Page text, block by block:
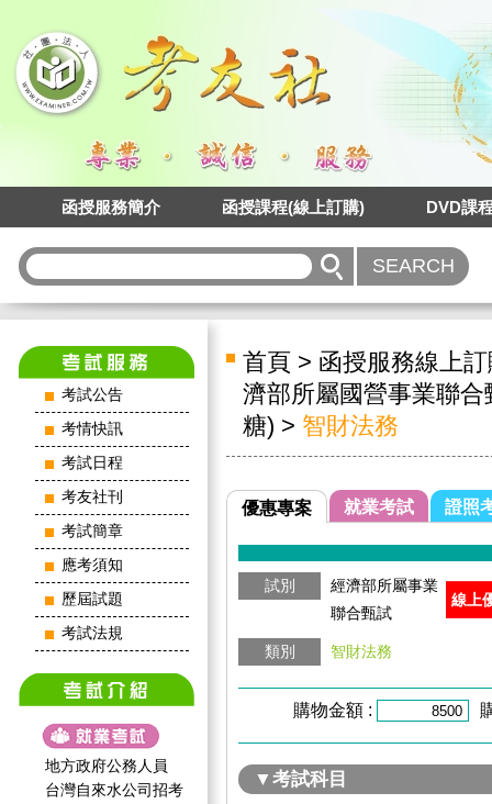
函授服務簡介 函授課程(線上訂購) DVD課
考試公告
考情快訊
考試日程
考友社刊
考試簡章
應考須知
歷屆試題
考試法規
地方政府公務人員
台灣自來水公司招考
首頁 > 函授服務線上
濟部所屬國營事業聯
糖) > 智財法務
優惠專案 就業考試 證照
試別
經濟部所屬事業
聯合甄試
類別 智財法務
線上
購物金額 :
▼考試科目